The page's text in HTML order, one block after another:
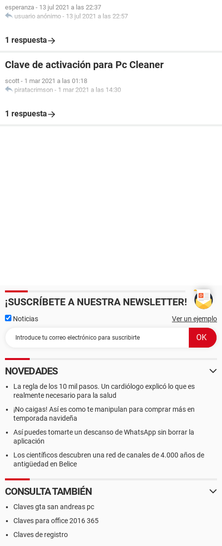
esperanza - 13 jul 2021 a las 22:37
usuario anónimo - 13 jul 2021 a las 22:57
1 respuesta
Clave de activación para Pc Cleaner
scott - 1 mar 2021 a las 01:18
piratacrimson - 1 mar 2021 a las 14:30
1 respuesta
¡SUSCRÍBETE A NUESTRA NEWSLETTER!
Noticias Ver un ejemplo
NOVEDADES
La regla de los 10 mil pasos. Un cardiólogo explicó lo que es
realmente necesario para la salud
¡No caigas! Así es como te manipulan para comprar más en
temporada navideña
Así puedes tomarte un descanso de WhatsApp sin borrar la
aplicación
Los científicos descubren una red de canales de 4.000 años de
antigüedad en Belice
CONSULTA TAMBIÉN
Claves gta san andreas pc
Claves para office 2016 365
Claves de registro